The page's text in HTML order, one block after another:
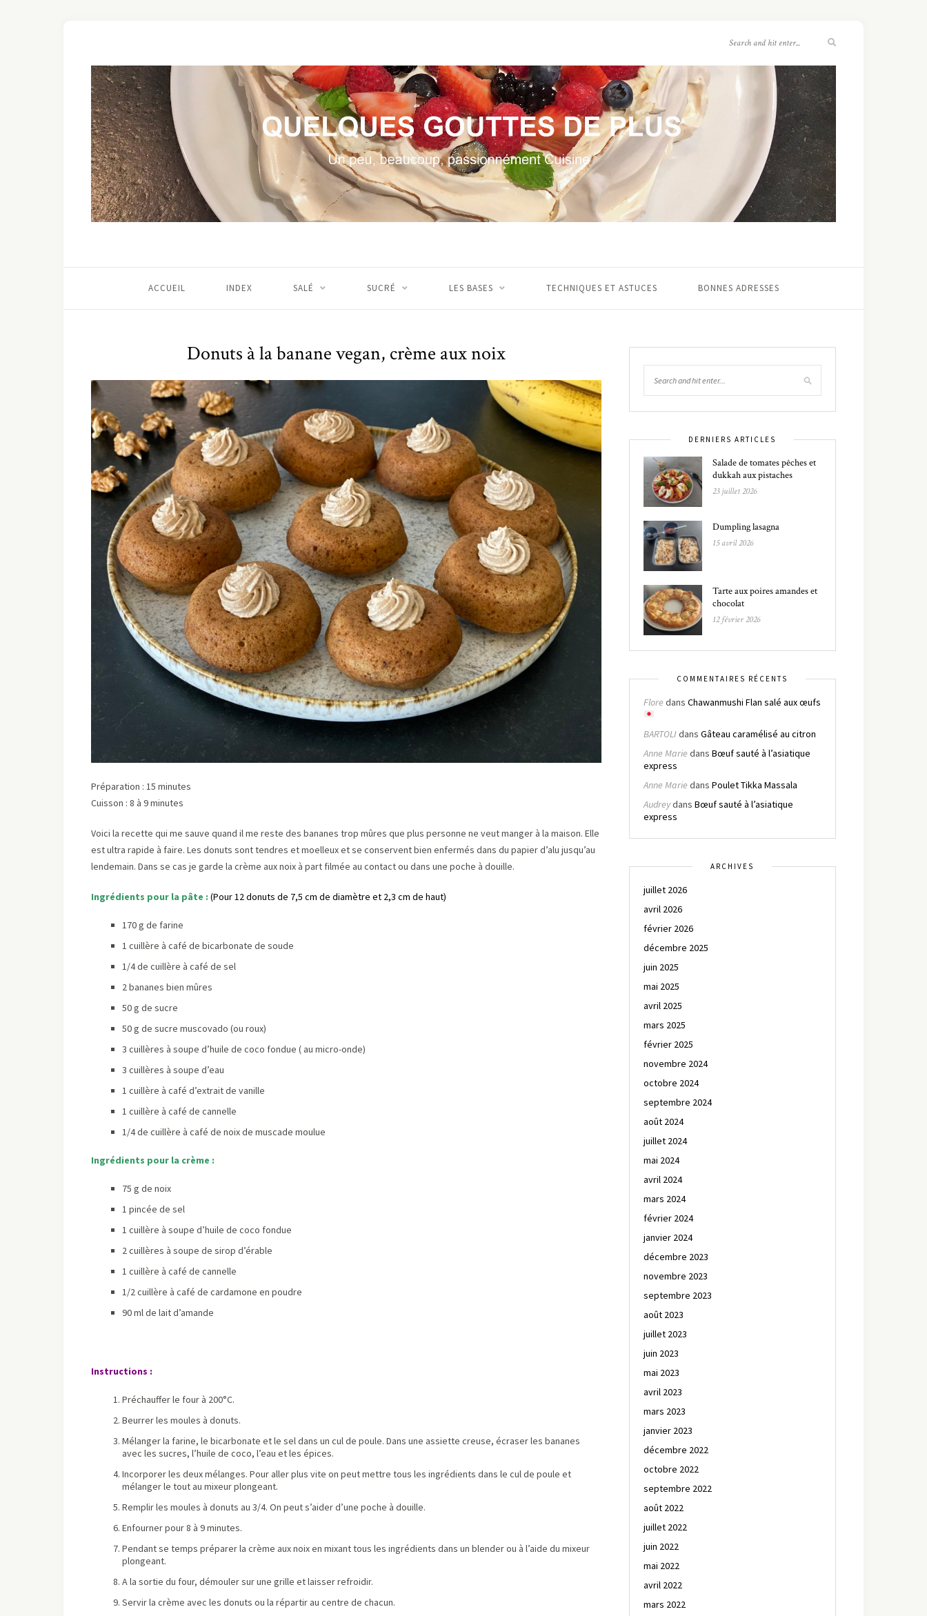
ACCUEIL INDEX SALÉ SUCRÉ LES BASES TECHNIQUES ET ASTUCES BONNES ADRESSES
Donuts à la banane vegan, crème aux noix
Préparation : 15 minutes
Cuisson : 8 à 9 minutes
Voici la recette qui me sauve quand il me reste des bananes trop mûres que plus personne ne veut manger à la maison. Elle
est ultra rapide à faire. Les donuts sont tendres et moelleux et se conservent bien enfermés dans du papier d’alu jusqu’au
lendemain. Dans se cas je garde la crème aux noix à part filmée au contact ou dans une poche à douille.
Ingrédients pour la pâte : (Pour 12 donuts de 7,5 cm de diamètre et 2,3 cm de haut)
170 g de farine
1 cuillère à café de bicarbonate de soude
1/4 de cuillère à café de sel
2 bananes bien mûres
50 g de sucre
50 g de sucre muscovado (ou roux)
3 cuillères à soupe d’huile de coco fondue ( au micro-onde)
3 cuillères à soupe d’eau
1 cuillère à café d’extrait de vanille
1 cuillère à café de cannelle
1/4 de cuillère à café de noix de muscade moulue
Ingrédients pour la crème :
75 g de noix
1 pincée de sel
1 cuillère à soupe d’huile de coco fondue
2 cuillères à soupe de sirop d’érable
1 cuillère à café de cannelle
1/2 cuillère à café de cardamone en poudre
90 ml de lait d’amande
Instructions :
Préchauffer le four à 200°C.
Beurrer les moules à donuts.
Mélanger la farine, le bicarbonate et le sel dans un cul de poule. Dans une assiette creuse, écraser les bananes
avec les sucres, l’huile de coco, l’eau et les épices.
Incorporer les deux mélanges. Pour aller plus vite on peut mettre tous les ingrédients dans le cul de poule et
mélanger le tout au mixeur plongeant.
Remplir les moules à donuts au 3/4. On peut s’aider d’une poche à douille.
Enfourner pour 8 à 9 minutes.
Pendant se temps préparer la crème aux noix en mixant tous les ingrédients dans un blender ou à l’aide du mixeur
plongeant.
A la sortie du four, démouler sur une grille et laisser refroidir.
Servir la crème avec les donuts ou la répartir au centre de chacun.
DERNIERS ARTICLES
Salade de tomates pêches et
dukkah aux pistaches
23 juillet 2026
Dumpling lasagna
15 avril 2026
Tarte aux poires amandes et
chocolat
12 février 2026
COMMENTAIRES RÉCENTS
Flore dans Chawanmushi Flan salé aux œufs
BARTOLIdans Gâteau caramélisé au citron
Anne Marie dans Bœuf sauté à l’asiatique
express
Anne Marie dans Poulet Tikka Massala
Audreydans Bœuf sauté à l’asiatique
express
ARCHIVES
juillet 2026
avril 2026
février 2026
décembre 2025
juin 2025
mai 2025
avril 2025
mars 2025
février 2025
novembre 2024
octobre 2024
septembre 2024
août 2024
juillet 2024
mai 2024
avril 2024
mars 2024
février 2024
janvier 2024
décembre 2023
novembre 2023
septembre 2023
août 2023
juillet 2023
juin 2023
mai 2023
avril 2023
mars 2023
janvier 2023
décembre 2022
octobre 2022
septembre 2022
août 2022
juillet 2022
juin 2022
mai 2022
avril 2022
mars 2022